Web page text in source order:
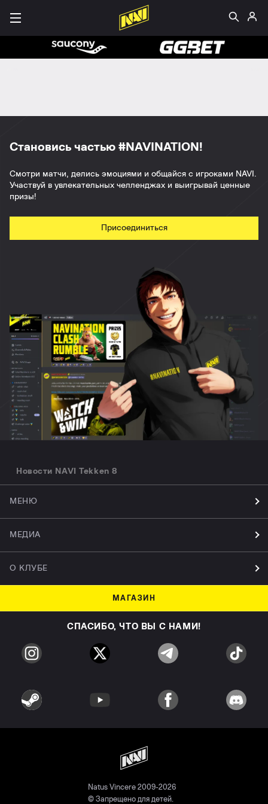
Становись частью #NAVINATION!
Смотри матчи, делись эмоциями и общайся с игроками NAVI.
Участвуй в увлекательных челленджах и выигрывай ценные
призы!
Присоединиться
Новости NAVI Tekken 8
МЕНЮ
МЕДИА
О КЛУБЕ
МАГАЗИН
СПАСИБО, ЧТО ВЫ С НАМИ!
Natus Vincere 2009-2026
© Запрещено для детей.